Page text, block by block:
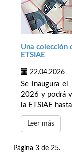
Una colección
ETSIAE
22.04.2026
Se inaugura
2026 y podrá
la ETSIAE
Leer más
Página 3 de 25.